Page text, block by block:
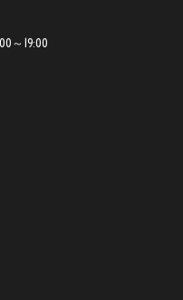
～19:00